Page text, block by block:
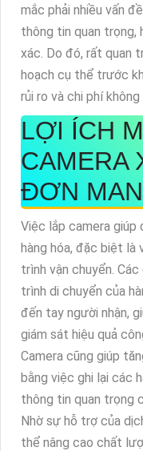
mắc phải nhiều vấn
thông tin quan trọng,
xác. Do đó, rất quan
hoạch cụ thể trước
rủi ro và chi phí không
LỢI ÍCH
CAMERA
ĐƠN
Việc lắp camera giúp
hàng hóa, đặc biệt là
trình vận chuyển.
trình di chuyển của
đến tay người nhận,
giám sát hiệu quả
Camera cũng giúp
bằng việc ghi lại các
thông tin quan trọng
Nhờ sự hỗ trợ của
thể nâng cao chất